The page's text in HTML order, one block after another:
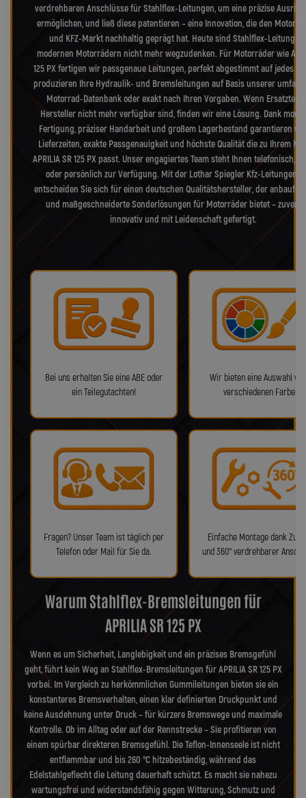
verdrehbaren Anschlüsse für Stahlflex-Leitungen, um eine präzise
ermöglichen, und ließ diese patentieren – eine Innovation, die den
und KFZ-Markt nachhaltig geprägt hat. Heute sind Stahlflex-Leitungen
modernen Motorrädern nicht mehr wegzudenken. Für Motorräder wie
125 PX fertigen wir passgenaue Leitungen, perfekt abgestimmt auf jedes
produzieren Ihre Hydraulik- und Bremsleitungen auf Basis unserer
Motorrad-Datenbank oder exakt nach Ihren Vorgaben. Wenn Ersatzteile
Hersteller nicht mehr verfügbar sind, finden wir eine Lösung. Dank
Fertigung, präziser Handarbeit und großem Lagerbestand garantieren
Lieferzeiten, exakte Passgenauigkeit und höchste Qualität die zu Ihrem
APRILIA SR 125 PX passt. Unser engagiertes Team steht Ihnen telefonisch,
oder persönlich zur Verfügung. Mit der Lothar Spiegler Kfz-Leitungen
entscheiden Sie sich für einen deutschen Qualitätshersteller, der
und maßgeschneiderte Sonderlösungen für Motorräder bietet –
innovativ und mit Leidenschaft gefertigt.
Bei uns erhalten Sie eine ABE oder
ein Teilegutachten!
Wir bieten eine Auswahl
verschiedenen Farben!
Fragen? Unser Team ist täglich per
Telefon oder Mail für Sie da.
Einfache Montage dank
und 360° verdrehbarer
Warum Stahlflex-Bremsleitungen für
APRILIA SR 125 PX
Wenn es um Sicherheit, Langlebigkeit und ein präzises Bremsgefühl
geht, führt kein Weg an Stahlflex-Bremsleitungen für APRILIA SR 125 PX
vorbei. Im Vergleich zu herkömmlichen Gummileitungen bieten sie ein
konstanteres Bremsverhalten, einen klar definierten Druckpunkt und
keine Ausdehnung unter Druck – für kürzere Bremswege und maximale
Kontrolle. Ob im Alltag oder auf der Rennstrecke – Sie profitieren von
einem spürbar direkteren Bremsgefühl. Die Teflon-Innenseele ist nicht
entflammbar und bis 260 °C hitzebeständig, während das
Edelstahlgeflecht die Leitung dauerhaft schützt. Es macht sie nahezu
wartungsfrei und widerstandsfähig gegen Witterung, Schmutz und